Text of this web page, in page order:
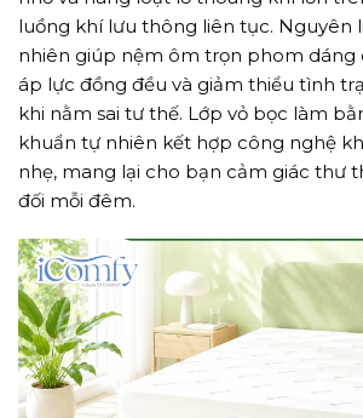
luồng khí lưu thông liên tục. Nguyên
nhiên giúp nệm ôm trọn phom dáng
áp lực đồng đều và giảm thiểu tình
khi nằm sai tư thế. Lớp vỏ bọc làm
khuẩn tự nhiên kết hợp công nghệ
nhẹ, mang lại cho bạn cảm giác thư
đối mỗi đêm.